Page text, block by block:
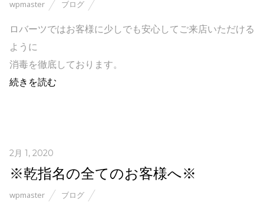
wpmaster ブログ
ロバーツではお客様に少しでも安心してご来店いただける
ように
消毒を徹底しております。
続きを読む
2月 1, 2020
※乾指名の全てのお客様へ※
wpmaster ブログ